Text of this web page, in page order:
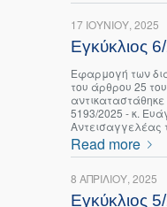
17 ΙΟΥΝΊΟΥ, 2025
Εγκύκλιος
Εφαρμογή των
του άρθρου 25
5193/2025 - κ.
Αντεισαγγελέας
Read more
8 ΑΠΡΙΛΊΟΥ, 2025
Εγκύκλιος